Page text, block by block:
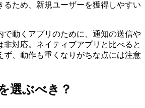
るため、新規ユーザーを獲得しやすい
で動くアプリのために、通知の送信や
非対応。ネイティブアプリと比べると
ず、動作も重くなりがちな点には注意
選ぶべき？